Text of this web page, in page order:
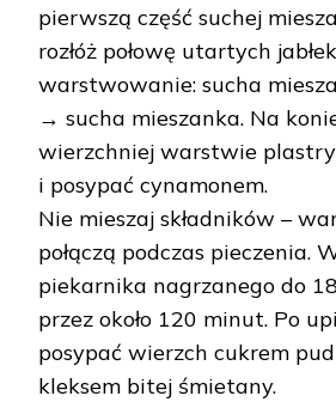
pierwszą część suchej
rozłóż połowę utartych
warstwowanie: sucha
→ sucha mieszanka. Na
wierzchniej warstwie plastry
i posypać cynamonem.
Nie mieszaj składników –
połączą podczas pieczenia.
piekarnika nagrzanego do
przez około 120 minut. Po
posypać wierzch cukrem
kleksem bitej śmietany.